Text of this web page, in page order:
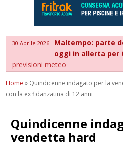
30 Aprile 2026
Maltempo: parte
oggi in allerta per
previsioni meteo
Home » Quindicenne indagato per la
con la ex fidanzatina di 12 anni
Quindicenne
vendetta hard